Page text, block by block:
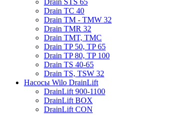
Drain TC 40
Drain TM - TMW 32
Drain TMR 32
Drain TMT, TMC
Drain TP 50, TP 65
Drain TP 80, TP 100
Drain TS 40-65
Drain TS, TSW 32
Насосы Wilo DrainLift
DrainLift 900-1100
DrainLift BOX
DrainLift CON